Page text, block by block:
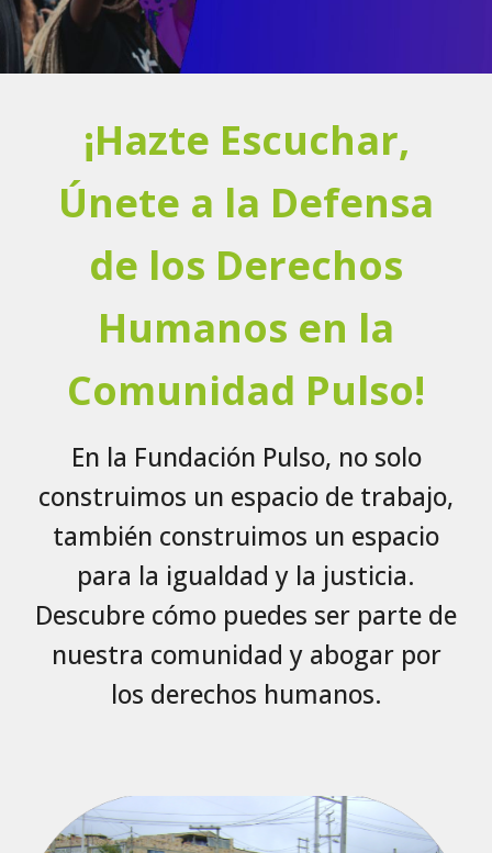
¡Hazte Escuchar,
Únete a la Defensa
de los Derechos
Humanos en la
Comunidad Pulso!
En la Fundación Pulso, no solo
construimos un espacio de trabajo,
también construimos un espacio
para la igualdad y la justicia.
Descubre cómo puedes ser parte de
nuestra comunidad y abogar por
los derechos humanos.